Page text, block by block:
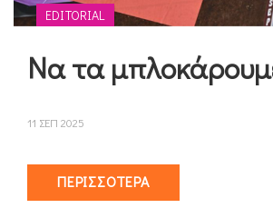
EDITORIAL
Να τα
11 ΣΕΠ 2025
ΠΕΡΙΣΣΌΤΕΡΑ